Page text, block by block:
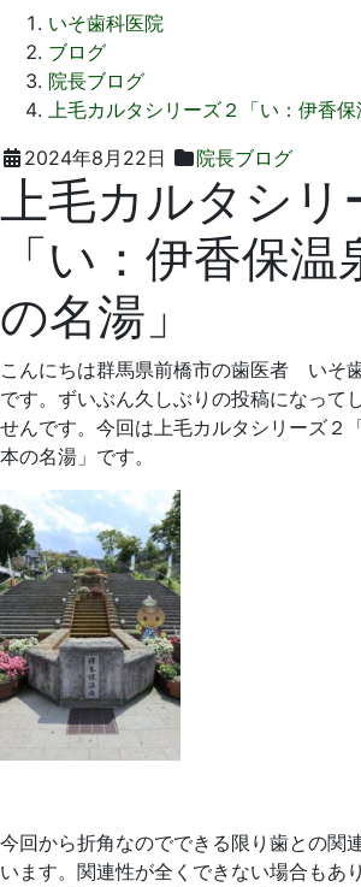
いそ歯科医院
ブログ
院長ブログ
上毛カルタシリーズ２「い：伊香保
2024年8月22日
院長ブログ2024
年
月
22
い
そ
歯
科
医
上毛カルタシリ
「い：伊香保温
の名湯」
こんにちは群馬県前橋市の歯医者 いそ
です。ずいぶん久しぶりの投稿になって
せんです。今回は上毛カルタシリーズ２
本の名湯」です。
今回から折角なのでできる限り歯との関
います。関連性が全くできない場合もあ